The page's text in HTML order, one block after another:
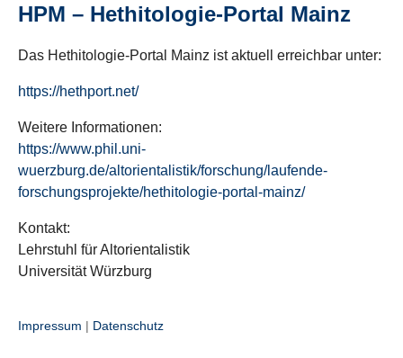
HPM – Hethitologie-Portal Mainz
Das Hethitologie-Portal Mainz ist aktuell erreichbar unter:
https://hethport.net/
Weitere Informationen:
https://www.phil.uni-
wuerzburg.de/altorientalistik/forschung/laufende-
forschungsprojekte/hethitologie-portal-mainz/
Kontakt:
Lehrstuhl für Altorientalistik
Universität Würzburg
Impressum | Datenschutz